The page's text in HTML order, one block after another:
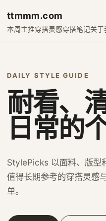
ttmmm.com
本周主推穿搭灵感穿搭笔记关于
DAILY STYLE GUIDE
耐看、
日常的
StylePicks 以面料、版型
值得长期参考的穿搭灵感
单。